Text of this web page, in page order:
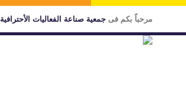
مرحباً بكم فى جمعية صناعة الفعاليات الأحترافية